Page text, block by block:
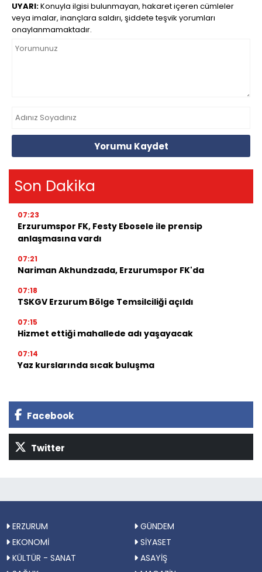
UYARI:Konuyla ilgisi bulunmayan, hakaret içeren cümleler
veya imalar, inançlara saldırı, şiddete teşvik yorumları
onaylanmamaktadır.
Yorumu Kaydet
Son Dakika
07:23
Erzurumspor FK, Festy Ebosele ile prensip
anlaşmasına vardı
07:21
Nariman Akhundzada, Erzurumspor FK'da
07:18
TSKGV Erzurum Bölge Temsilciliği açıldı
07:15
Hizmet ettiği mahallede adı yaşayacak
07:14
Yaz kurslarında sıcak buluşma
Facebook
Twitter
ERZURUM
GÜNDEM
EKONOMİ
SİYASET
KÜLTÜR - SANAT
ASAYİŞ